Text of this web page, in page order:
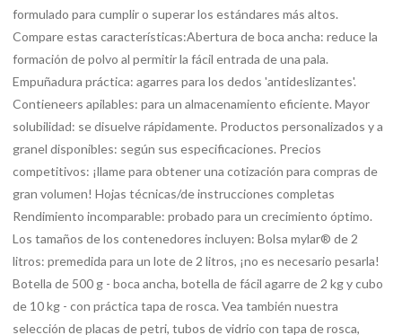
formulado para cumplir o superar los estándares más altos.
Compare estas características:Abertura de boca ancha: reduce la
formación de polvo al permitir la fácil entrada de una pala.
Empuñadura práctica: agarres para los dedos 'antideslizantes'.
Contieneers apilables: para un almacenamiento eficiente. Mayor
solubilidad: se disuelve rápidamente. Productos personalizados y a
granel disponibles: según sus especificaciones. Precios
competitivos: ¡llame para obtener una cotización para compras de
gran volumen! Hojas técnicas/de instrucciones completas
Rendimiento incomparable: probado para un crecimiento óptimo.
Los tamaños de los contenedores incluyen: Bolsa mylar® de 2
litros: premedida para un lote de 2 litros, ¡no es necesario pesarla!
Botella de 500 g - boca ancha, botella de fácil agarre de 2 kg y cubo
de 10 kg - con práctica tapa de rosca. Vea también nuestra
selección de placas de petri, tubos de vidrio con tapa de rosca,